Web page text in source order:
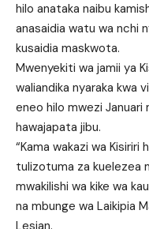
hilo anataka naibu
anasaidia watu wa nchi
kusaidia maskwota.
Mwenyekiti wa jamii ya
waliandika nyaraka kwa
eneo hilo mwezi Januari
hawajapata jibu.
“Kama wakazi wa Kisiriri
tulizotuma za kuelezea
mwakilishi wa kike wa
na mbunge wa Laikipia